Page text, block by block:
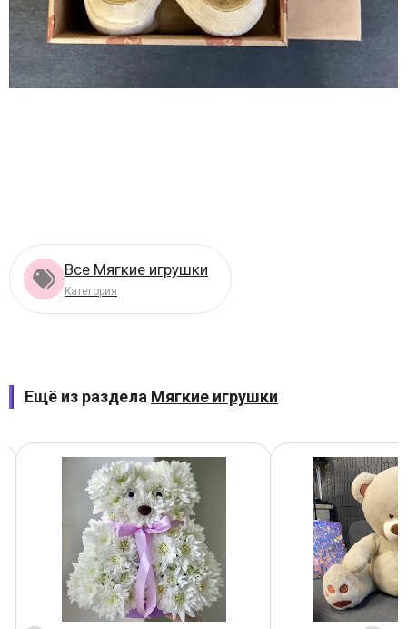
Все Мягкие игрушки
Категория
Ещё из раздела Мягкие игрушки